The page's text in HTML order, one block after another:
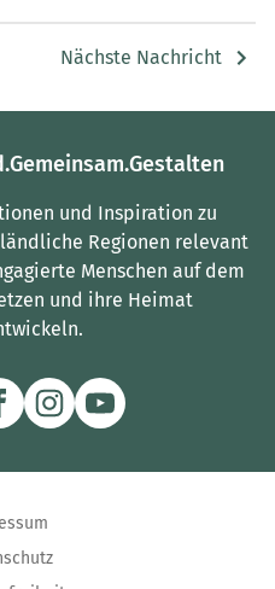
Nächste Nachricht
und Inspiration zu
Regionen relevant
Menschen auf dem
und ihre Heimat